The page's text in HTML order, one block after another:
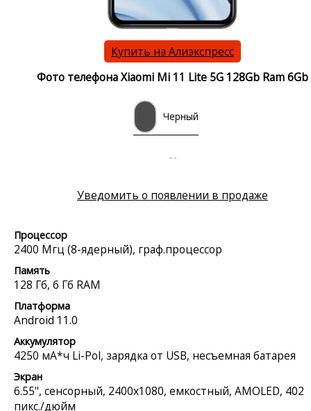
Купить на Алиэкспресс
Фото телефона Xiaomi Mi 11 Lite 5G 128Gb Ram 6Gb
Черный
--
Уведомить о появлении в продаже
Процессор
2400 Мгц (8-ядерный), граф.процессор
Память
128 Гб, 6 Гб RAM
Платформа
Android 11.0
Аккумулятор
4250 мА*ч Li-Pol, зарядка от USB, несъемная батарея
Экран
6.55", сенсорный, 2400x1080, емкостный, AMOLED, 402
пикс./дюйм